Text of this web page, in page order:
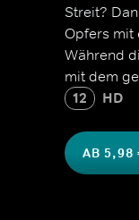
Streit?
Opfers mit
Während
mit dem
Anwesen
12 HD
AB 5,98